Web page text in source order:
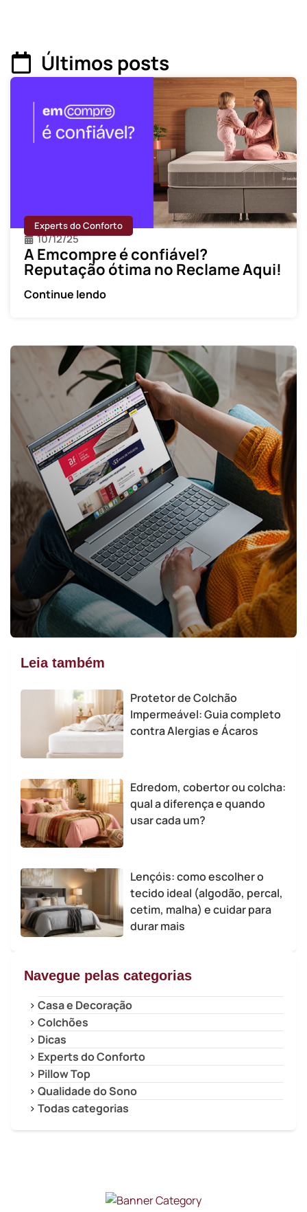
Últimos posts
Experts do Conforto
10/12/25
A Emcompre é confiável?
Reputação ótima no Reclame Aqui!
Continue lendo
Leia também
Protetor de Colchão
Impermeável: Guia completo
contra Alergias e Ácaros
Edredom, cobertor ou colcha:
qual a diferença e quando
usar cada um?
Lençóis: como escolher o
tecido ideal (algodão, percal,
cetim, malha) e cuidar para
durar mais
Navegue pelas categorias
Casa e Decoração
Colchões
Dicas
Experts do Conforto
Pillow Top
Qualidade do Sono
Todas categorias